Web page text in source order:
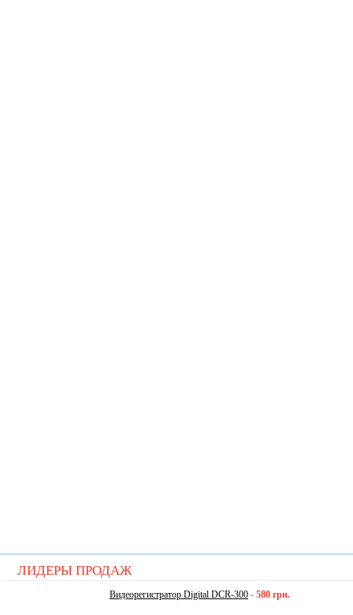
ЛИДЕРЫ ПРОДАЖ
Видеорегистратор Digital DCR-300 - 580 грн.